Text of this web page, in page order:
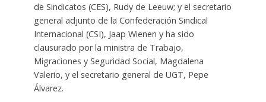
de Sindicatos (CES), Rudy de Leeuw; y el secretario
general adjunto de la Confederación Sindical
Internacional (CSI), Jaap Wienen y ha sido
clausurado por la ministra de Trabajo,
Migraciones y Seguridad Social, Magdalena
Valerio, y el secretario general de UGT, Pepe
Álvarez.